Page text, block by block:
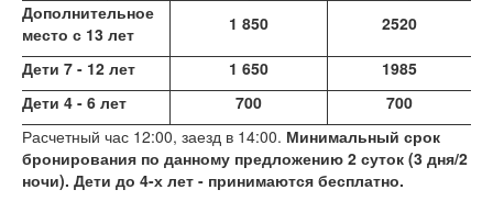
Дополнительное
место с 13 лет
1 850 2520
Дети 7 - 12 лет 1 650
1985
Дети 4 - 6 лет
700
700
Расчетный час 12:00, заезд в 14:00. Минимальный срок
бронирования по данному предложению 2 суток (3 дня/2
ночи). Дети до 4-х лет - принимаются бесплатно.